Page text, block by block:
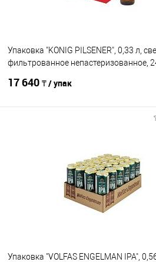
Упаковка "KONIG PILSENER", 0,33 л,
фильтрованное непастеризованное,
17 640 ₸ / упак
В наличии
Упаковка "VOLFAS ENGELMAN IPA",